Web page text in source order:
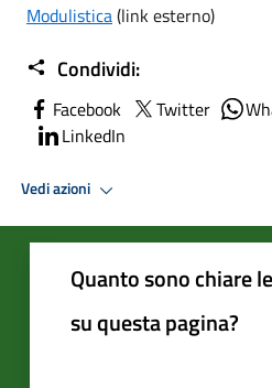
Modulistica(link esterno)
Condividi:
Facebook Twitter
LinkedIn
Vedi azioni
Quanto sono chiare
su questa pagina?